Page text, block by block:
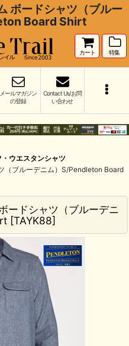
ボードシャツ（ブルー
Board Shirt
カート 特集
メールマガジン
の登録
Contact Us/お問
い合わせ
ウエスタンシャツ
（ブルーデニム）S/Pendleton Board
ードシャツ（ブルーデニ
[TAYK88]